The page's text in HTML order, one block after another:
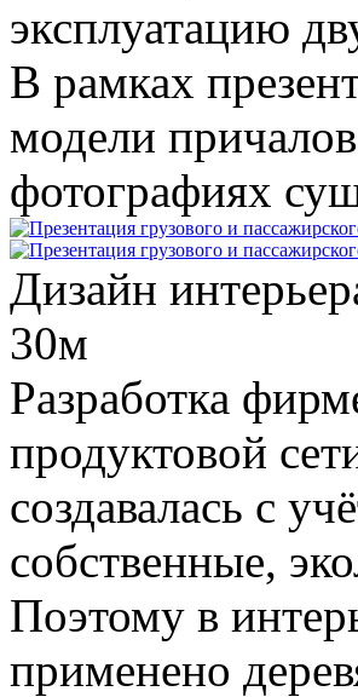
эксплуатацию
В рамках
модели
фотографиях
Дизайн
30м
Разработка
продуктовой
создавалась с
собственные,
Поэтому в
применено